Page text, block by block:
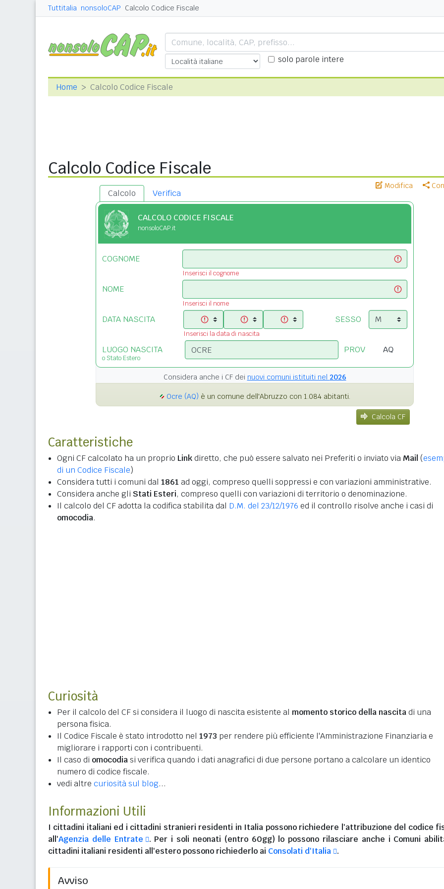
Tuttitalia nonsoloCAP Calcolo Codice Fiscale
solo parole intere
Home Calcolo Codice Fiscale
Calcolo Codice Fiscale
Modifica
Calcolo Verifica
CALCOLO CODICE FISCALE
nonsoloCAP.it
COGNOME
Inserisci il cognome
NOME
Inserisci il nome
DATA NASCITA
Inserisci la data di nascita
SESSO
LUOGO NASCITA
o Stato Estero
PROV
Considera anche i CF dei nuovi comuni istituiti nel 2026
Ocre (AQ) è un comune dell'Abruzzo con 1.084 abitanti.
Calcola CF
Caratteristiche
Ogni CF calcolato ha un proprio Linkdiretto, che può essere salvato nei Preferiti o inviato via Mail (
di un Codice Fiscale)
Considera tutti i comuni dal 1861 ad oggi, compreso quelli soppressi e con variazioni amministrative.
Considera anche gli Stati Esteri, compreso quelli con variazioni di territorio o denominazione.
Il calcolo del CF adotta la codifica stabilita dal D.M. del 23/12/1976 ed il controllo risolve anche i casi di
omocodia.
Curiosità
Per il calcolo del CF si considera il luogo di nascita esistente al momento storico della nascitadi una
persona fisica.
Il Codice Fiscale è stato introdotto nel 1973 per rendere più efficiente l'Amministrazione Finanziaria e
migliorare i rapporti con i contribuenti.
Il caso di omocodiasi verifica quando i dati anagrafici di due persone portano a calcolare un identico
numero di codice fiscale.
vedi altre curiosità sul blog...
Informazioni Utili
I cittadini italiani ed i cittadini stranieri residenti in Italia possono richiedere l'attribuzione del codice
all'Agenzia delle Entrate
. Per i soli neonati (entro 60gg) lo possono rilasciare anche i Comuni
cittadini italiani residenti all'esteropossono richiederlo ai Consolati d'Italia .
Avviso